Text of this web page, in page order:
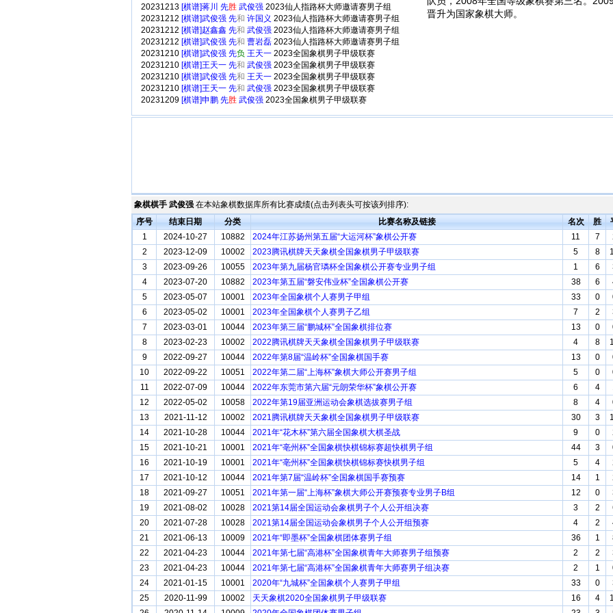
20231213 [棋谱]蒋川 先胜 武俊强 2023仙人指路杯大师邀请赛男子组
20231212 [棋谱]武俊强 先和 许国义 2023仙人指路杯大师邀请赛男子组
20231212 [棋谱]赵鑫鑫 先和 武俊强 2023仙人指路杯大师邀请赛男子组
20231212 [棋谱]武俊强 先和 曹岩磊 2023仙人指路杯大师邀请赛男子组
20231210 [棋谱]武俊强 先负 王天一 2023全国象棋男子甲级联赛
20231210 [棋谱]王天一 先和 武俊强 2023全国象棋男子甲级联赛
20231210 [棋谱]武俊强 先和 王天一 2023全国象棋男子甲级联赛
20231210 [棋谱]王天一 先和 武俊强 2023全国象棋男子甲级联赛
20231209 [棋谱]申鹏 先胜 武俊强 2023全国象棋男子甲级联赛
晋升为国家象棋大师。
象棋棋手 武俊强 在本站象棋数据库所有比赛成绩(点击列表头可按该列排序):
序号
结束日期 分类 比赛名称及链接 名次 胜
1
2024-10-27 10882 2024年江苏扬州第五届“大运河杯”象棋公开赛 11 7
2
2023-12-09 10002 2023腾讯棋牌天天象棋全国象棋男子甲级联赛 5 8
3
2023-09-26 10055 2023年第九届杨官璘杯全国象棋公开赛专业男子组 1 6
4
2023-07-20 10882 2023年第五届“磐安伟业杯”全国象棋公开赛 38 6
5
2023-05-07 10001 2023年全国象棋个人赛男子甲组 33 0
6
2023-05-02 10001 2023年全国象棋个人赛男子乙组 7 2
7
2023-03-01 10044 2023年第三届“鹏城杯”全国象棋排位赛 13 0
8
2023-02-23 10002 2022腾讯棋牌天天象棋全国象棋男子甲级联赛 4 8
9
2022-09-27 10044 2022年第8届“温岭杯”全国象棋国手赛 13 0
10
2022-09-22 10051 2022年第二届“上海杯”象棋大师公开赛男子组 5 0
11
2022-07-09 10044 2022年东莞市第六届“元朗荣华杯”象棋公开赛 6 4
12
2022-05-02 10058 2022年第19届亚洲运动会象棋选拔赛男子组 8 4
13
2021-11-12 10002 2021腾讯棋牌天天象棋全国象棋男子甲级联赛 30 3
14
2021-10-28 10044 2021年“花木杯”第六届全国象棋大棋圣战 9 0
15
2021-10-21 10001 2021年“亳州杯”全国象棋快棋锦标赛超快棋男子组 44 3
16
2021-10-19 10001 2021年“亳州杯”全国象棋快棋锦标赛快棋男子组 5 4
17
2021-10-12 10044 2021年第7届“温岭杯”全国象棋国手赛预赛 14 1
18
2021-09-27 10051 2021年第一届“上海杯”象棋大师公开赛预赛专业男子B组 12 0
19
2021-08-02 10028 2021第14届全国运动会象棋男子个人公开组决赛 3 2
20
2021-07-28 10028 2021第14届全国运动会象棋男子个人公开组预赛 4 2
21
2021-06-13 10009 2021年“即墨杯”全国象棋团体赛男子组 36 1
22
2021-04-23 10044 2021年第七届“高港杯”全国象棋青年大师赛男子组预赛 2 2
23
2021-04-23 10044 2021年第七届“高港杯”全国象棋青年大师赛男子组决赛 2 1
24
2021-01-15 10001 2020年“九城杯”全国象棋个人赛男子甲组 33 0
25
2020-11-99 10002 天天象棋2020全国象棋男子甲级联赛 16 4